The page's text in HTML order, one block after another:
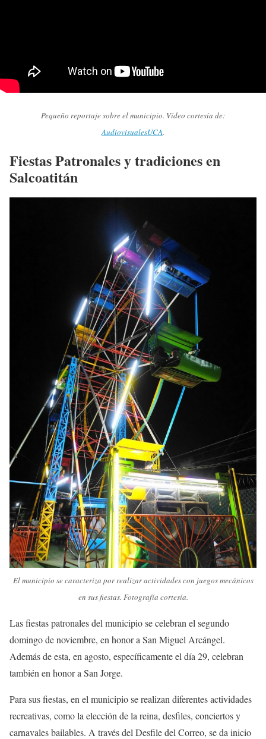
Pequeño reportaje sobre el municipio. Vídeo cortesía de:
AudiovisualesUCA.
Fiestas Patronales y tradiciones en
Salcoatitán
El municipio se caracteriza por realizar actividades con juegos mecánicos
en sus fiestas. Fotografía cortesía.
Las fiestas patronales del municipio se celebran el segundo
domingo de noviembre, en honor a San Miguel Arcángel.
Además de esta, en agosto, específicamente el día 29, celebran
también en honor a San Jorge.
Para sus fiestas, en el municipio se realizan diferentes actividades
recreativas, como la elección de la reina, desfiles, conciertos y
carnavales bailables. A través del Desfile del Correo, se da inicio